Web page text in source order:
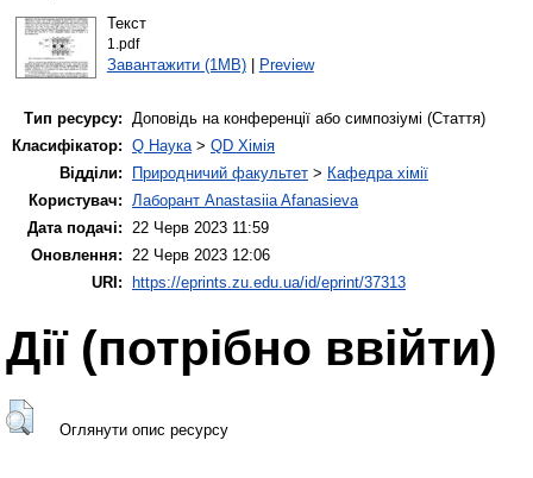
Текст
1.pdf
Завантажити (1MB)| Preview
Тип ресурсу: Доповідь на конференції або симпозіумі (Стаття)
Класифікатор: Q Наука> QD Хімія
Відділи:
Природничий факультет > Кафедра хімії
Користувач: Лаборант Anastasiia Afanasieva
Дата подачі: 22 Черв 2023 11:59
Оновлення: 22 Черв 2023 12:06
URI:
https://eprints.zu.edu.ua/id/eprint/37313
Дії ​​(потрібно ввійти)
Оглянути опис ресурсу